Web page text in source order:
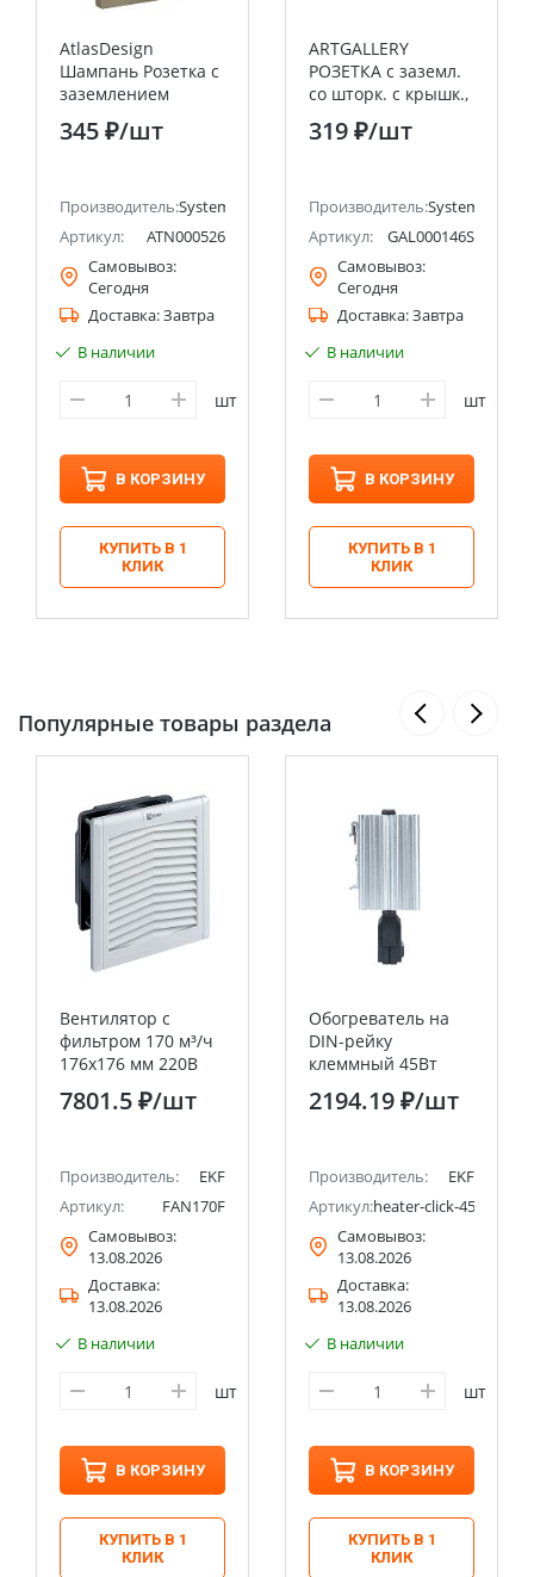
(ранее Schneider Electric)
AtlasDesign
Шампань Розетка с
заземлением
двойная, со
шторками 16А, (в
(Schneider Electric)
345 ₽/шт
Производитель:Systeme Electric (ранее Schneider Electric)
Артикул:
ATN000526
Самовывоз:
Сегодня
Доставка:Завтра
В наличии
шт
В КОРЗИНУ
КУПИТЬ В 1
КЛИК
ARTGALLERY
РОЗЕТКА с заземл.
со шторк. с крышк.,
16А, IP20, механизм,
быстрозажим.
319 ₽/шт
Производитель:Systeme
Артикул:
GAL000146S
Самовывоз:
Сегодня
Доставка:Завтра
В наличии
шт
В КОРЗИНУ
КУПИТЬ В 1
КЛИК
Популярные товары раздела
Вентилятор с
фильтром 170 м³/ч
176x176 мм 220В
IP54 EKF PROxima
7801.5 ₽/шт
Производитель:
EKF
Артикул:
FAN170F
Самовывоз:
13.08.2026
Доставка:
13.08.2026
В наличии
шт
В КОРЗИНУ
КУПИТЬ В 1
КЛИК
Обогреватель на
DIN-рейку
клеммный 45Вт
230В IP20 EKF
PROxima
2194.19 ₽/шт
Производитель:
EKF
Артикул:heater-click-45-20
Самовывоз:
13.08.2026
Доставка:
13.08.2026
В наличии
шт
В КОРЗИНУ
КУПИТЬ В 1
КЛИК